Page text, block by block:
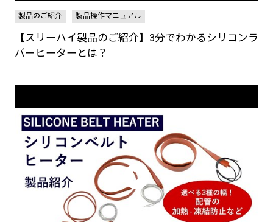
製品のご紹介 製品操作マニュアル
【スリーハイ製品のご紹介】3分でわかるシリコンラ
バーヒーターとは？